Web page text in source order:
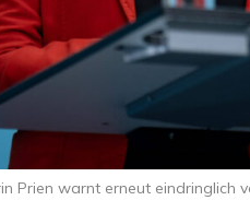
Prien warnt erneut eindringlich